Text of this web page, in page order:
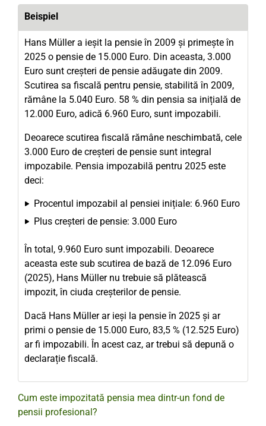
Beispiel
Hans Müller a ieșit la pensie în 2009 și primește în
2025 o pensie de 15.000 Euro. Din aceasta, 3.000
Euro sunt creșteri de pensie adăugate din 2009.
Scutirea sa fiscală pentru pensie, stabilită în 2009,
rămâne la 5.040 Euro. 58 % din pensia sa inițială de
12.000 Euro, adică 6.960 Euro, sunt impozabili.
Deoarece scutirea fiscală rămâne neschimbată, cele
3.000 Euro de creșteri de pensie sunt integral
impozabile. Pensia impozabilă pentru 2025 este
deci:
Procentul impozabil al pensiei inițiale: 6.960 Euro
Plus creșteri de pensie: 3.000 Euro
În total, 9.960 Euro sunt impozabili. Deoarece
aceasta este sub scutirea de bază de 12.096 Euro
(2025), Hans Müller nu trebuie să plătească
impozit, în ciuda creșterilor de pensie.
Dacă Hans Müller ar ieși la pensie în 2025 și ar
primi o pensie de 15.000 Euro, 83,5 % (12.525 Euro)
ar fi impozabili. În acest caz, ar trebui să depună o
declarație fiscală.
Cum este impozitată pensia mea dintr-un fond de
pensii profesional?